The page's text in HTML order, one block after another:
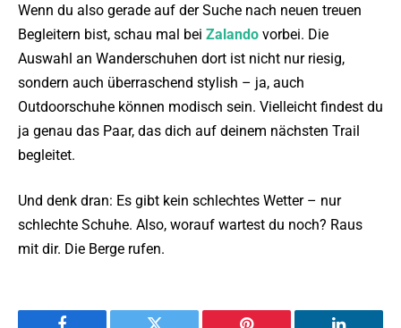
Wenn du also gerade auf der Suche nach neuen treuen
Begleitern bist, schau mal bei Zalando vorbei. Die
Auswahl an Wanderschuhen dort ist nicht nur riesig,
sondern auch überraschend stylish – ja, auch
Outdoorschuhe können modisch sein. Vielleicht findest du
ja genau das Paar, das dich auf deinem nächsten Trail
begleitet.
Und denk dran: Es gibt kein schlechtes Wetter – nur
schlechte Schuhe. Also, worauf wartest du noch? Raus
mit dir. Die Berge rufen.